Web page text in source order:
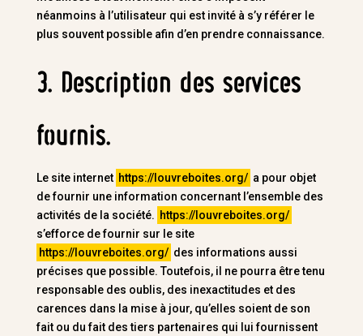
néanmoins à l’utilisateur qui est invité à s’y référer le
plus souvent possible afin d’en prendre connaissance.
3. Description des services
fournis.
Le site internet https://louvreboites.org/ a pour objet
de fournir une information concernant l’ensemble des
activités de la société. https://louvreboites.org/
s’efforce de fournir sur le site
https://louvreboites.org/ des informations aussi
précises que possible. Toutefois, il ne pourra être tenu
responsable des oublis, des inexactitudes et des
carences dans la mise à jour, qu’elles soient de son
fait ou du fait des tiers partenaires qui lui fournissent